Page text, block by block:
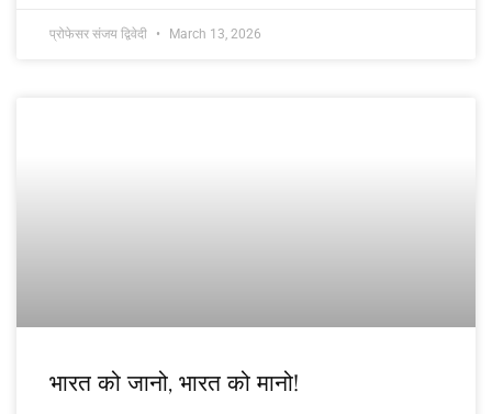
प्रोफेसर संजय द्विवेदी March 13, 2026
भारत को जानो, भारत को मानो!